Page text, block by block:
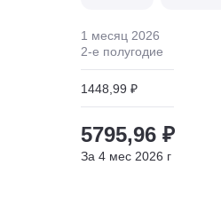
1 месяц 2026
2-е полугодие
1448,99 ₽
5795,96 ₽
За 4 мес 2026 г